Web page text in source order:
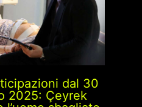
dal 30
2025: Çeyrek